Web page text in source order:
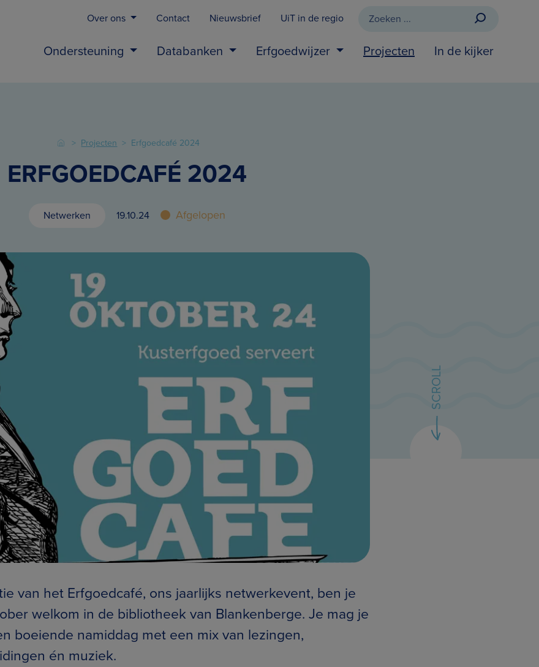
Over ons Contact Nieuwsbrief UiT in de regio
Ondersteuning Databanken Erfgoedwijzer Projecten In de kijker
Projecten Erfgoedcafé 2024
ERFGOEDCAFÉ 2024
Netwerken 19.10.24 Afgelopen
SCROLL
van het Erfgoedcafé, ons jaarlijks netwerkevent, ben je
welkom in de bibliotheek van Blankenberge. Je mag je
boeiende namiddag met een mix van lezingen,
én muziek.